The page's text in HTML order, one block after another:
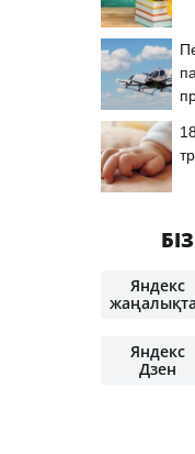
Яндекс
Яндекс
Дзен